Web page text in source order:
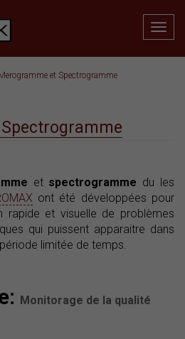
Merogramme et Spectrogramme
et spectrogramme du les
ont été développées pour
rapide et visuelle de problèmes
qui puissent apparaitre dans
limitée de temps.
Monitorage de la qualité